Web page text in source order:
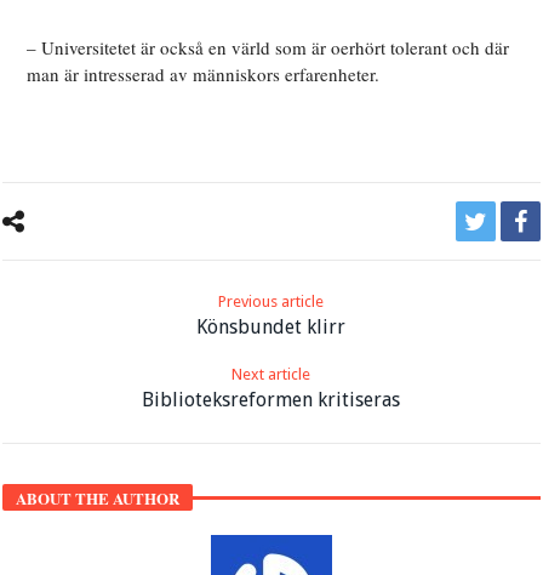
– Universitetet är också en värld som är oerhört tolerant och där
man är intresserad av människors erfarenheter.
Previous article
Könsbundet klirr
Next article
Biblioteksreformen kritiseras
ABOUT THE AUTHOR